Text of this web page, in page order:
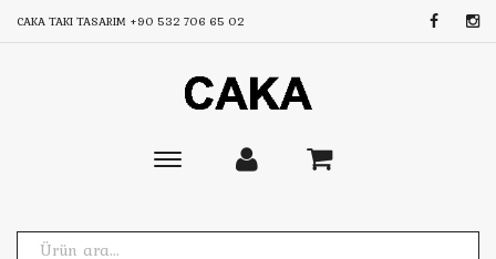
CAKA TAKI TASARIM +90 532 706 65 02
Toggle